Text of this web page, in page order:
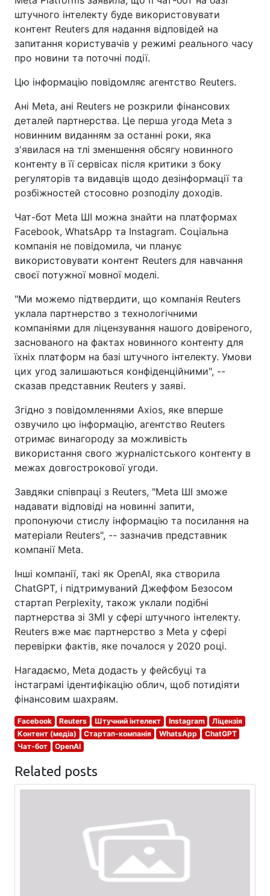
штучного інтелекту буде використовувати
контент Reuters для надання відповідей на
запитання користувачів у режимі реального часу
про новини та поточні події.
Цю інформацію повідомляє агентство Reuters.
Ані Meta, ані Reuters не розкрили фінансових
деталей партнерства. Це перша угода Meta з
новинним виданням за останні роки, яка
з'явилася на тлі зменшення обсягу новинного
контенту в її сервісах після критики з боку
регуляторів та видавців щодо дезінформації та
розбіжностей стосовно розподілу доходів.
Чат-бот Meta ШI можна знайти на платформах
Facebook, WhatsApp та Instagram. Соціальна
компанія не повідомила, чи планує
використовувати контент Reuters для навчання
своєї потужної мовної моделі.
"Ми можемо підтвердити, що компанія Reuters
уклала партнерство з технологічними
компаніями для ліцензування нашого довіреного,
заснованого на фактах новинного контенту для
їхніх платформ на базі штучного інтелекту. Умови
цих угод залишаються конфіденційними", --
сказав представник Reuters у заяві.
Згідно з повідомленнями Axios, яке вперше
озвучило цю інформацію, агентство Reuters
отримає винагороду за можливість
використання свого журналістського контенту в
межах довгострокової угоди.
Завдяки співпраці з Reuters, "Meta ШI зможе
надавати відповіді на новинні запити,
пропонуючи стислу інформацію та посилання на
матеріали Reuters", -- зазначив представник
компанії Meta.
Інші компанії, такі як OpenAI, яка створила
ChatGPT, і підтримуваний Джеффом Безосом
стартап Perplexity, також уклали подібні
партнерства зі ЗМІ у сфері штучного інтелекту.
Reuters вже має партнерство з Meta у сфері
перевірки фактів, яке почалося у 2020 році.
Нагадаємо, Meta додасть у фейсбуці та
інстаграмі ідентифікацію облич, щоб потидіяти
фінансовим шахраям.
Facebook Reuters Штучний інтелект Instagram
Ліцензія
Контент (медіа)
Стартап-компанія WhatsApp
ChatGPT
Чат-бот
OpenAI
Related posts